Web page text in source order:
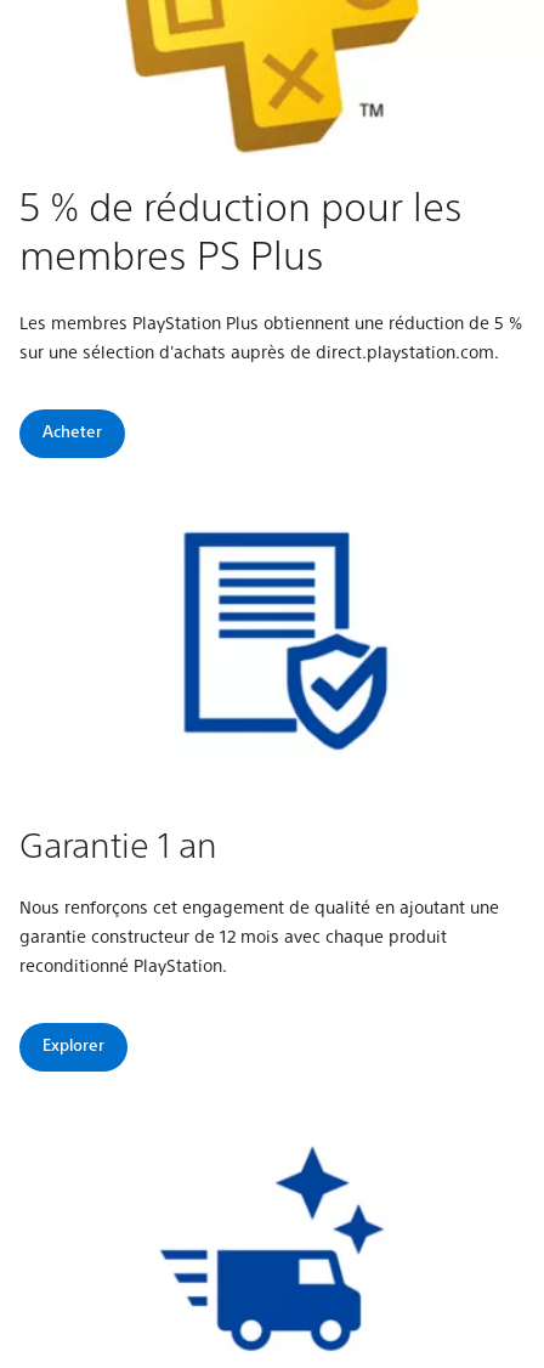
5 % de réduction pour les
membres PS Plus
Les membres PlayStation Plus obtiennent une réduction de 5 %
sur une sélection d'achats auprès de direct.playstation.com​.
Acheter
Garantie 1 an
Nous renforçons cet engagement de qualité en ajoutant une
garantie constructeur de 12 mois avec chaque produit
reconditionné PlayStation.
Explorer